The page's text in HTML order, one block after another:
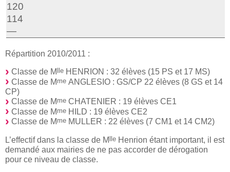
120
114
—
Répartition 2010/2011 :
Classe de M lle HENRION : 32 élèves (15 PS et 17 MS)
Classe de Mme ANGLESIO : GS/CP 22 élèves (8 GS et 14
CP)
Classe de M me CHATENIER : 19 élèves CE1
Classe de Mme HILD : 19 élèves CE2
Classe de M me MULLER : 22 élèves (7 CM1 et 14 CM2)
L’effectif dans la classe de M lle Henrion étant important, il est
demandé aux mairies de ne pas accorder de dérogation
pour ce niveau de classe.